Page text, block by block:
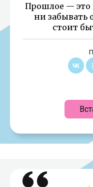
Прошлое — это
ни забывать
стоит